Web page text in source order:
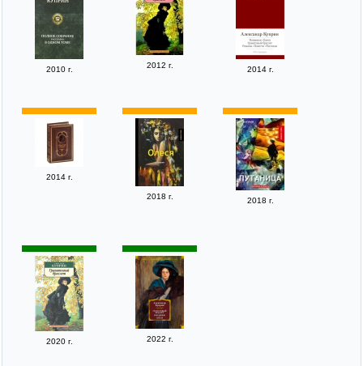
2010 г. 2012 г. 2014 г.
2014 г.
2018 г. 2018 г.
2020 г. 2022 г.